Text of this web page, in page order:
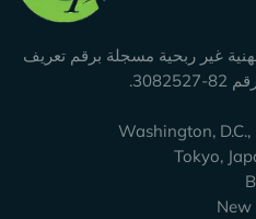
غير ربحية مسجلة برقم تعريف
Washington,
Tokyo,
New